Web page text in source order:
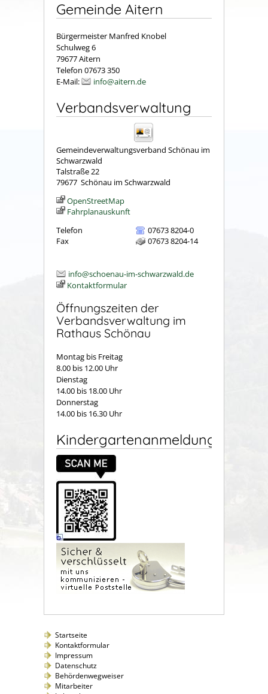
Gemeinde Aitern
Bürgermeister Manfred Knobel
Schulweg 6
79677 Aitern
Telefon 07673 350
E-Mail:
info@aitern.de
Verbandsverwaltung
Gemeindeverwaltungsverband Schönau im
Schwarzwald
Talstraße 22
79677 Schönau im Schwarzwald
OpenStreetMap
Fahrplanauskunft
Telefon
07673 8204-0
Fax
07673 8204-14
info@schoenau-im-schwarzwald.de
Kontaktformular
Öffnungszeiten der
Verbandsverwaltung im
Rathaus Schönau
Montag bis Freitag
8.00 bis 12.00 Uhr
Dienstag
14.00 bis 18.00 Uhr
Donnerstag
14.00 bis 16.30 Uhr
Kindergartenanmeldung
Startseite
Kontaktformular
Impressum
Datenschutz
Behördenwegweiser
Mitarbeiter